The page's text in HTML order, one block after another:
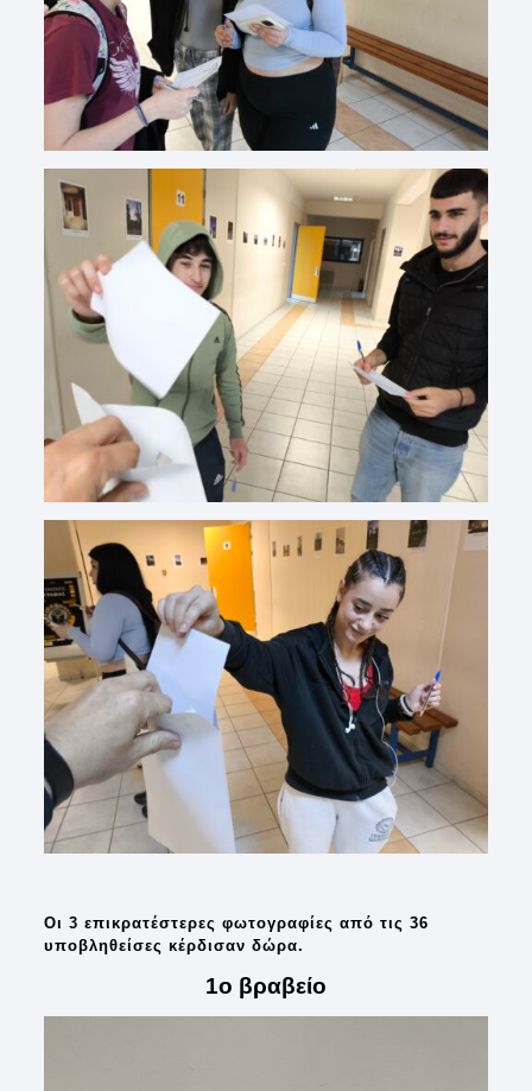
Οι 3 επικρατέστερες φωτογραφίες από τις 36
υποβληθείσες κέρδισαν δώρα.
1ο βραβείο